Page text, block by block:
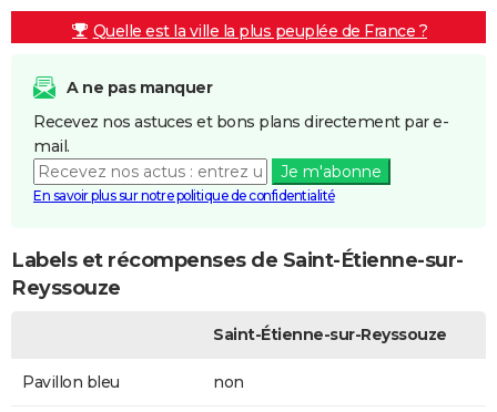
Quelle est la ville la plus peuplée de France ?
A ne pas manquer
Recevez nos astuces et bons plans directement par e-
mail.
Je m'abonne
En savoir plus sur notre politique de confidentialité
Labels et récompenses de Saint-Étienne-sur-
Reyssouze
Saint-Étienne-sur-Reyssouze
Pavillon bleu non